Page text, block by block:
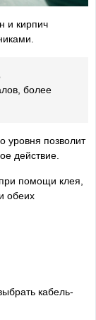
и кирпич
более
уровня позволит
действие.
помощи клея,
обеих
кабель-